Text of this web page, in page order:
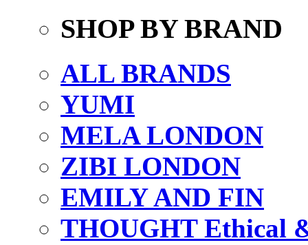
SHOP BY BRAND
ALL BRANDS
YUMI
MELA LONDON
ZIBI LONDON
EMILY AND FIN
THOUGHT Ethical